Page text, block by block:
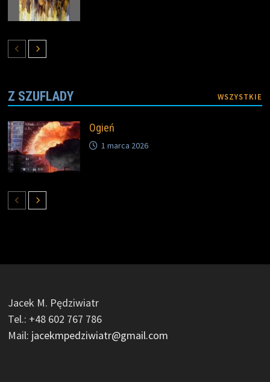
Z SZUFLADY WSZYSTKIE
Ogień
1 marca 2026
Jacek M. Pędziwiatr
Tel.: +48 602 767 786
Mail: jacekmpedziwiatr@gmail.com